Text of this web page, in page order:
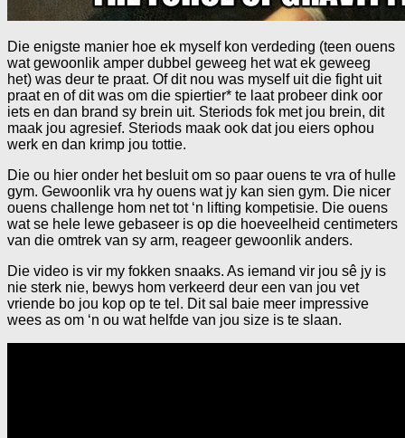
Die enigste manier hoe ek myself kon verdeding (teen ouens
wat gewoonlik amper dubbel geweeg het wat ek geweeg
het) was deur te praat. Of dit nou was myself uit die fight uit
praat en of dit was om die spiertier* te laat probeer dink oor
iets en dan brand sy brein uit. Steriods fok met jou brein, dit
maak jou agresief. Steriods maak ook dat jou eiers ophou
werk en dan krimp jou tottie.
Die ou hier onder het besluit om so paar ouens te vra of hulle
gym. Gewoonlik vra hy ouens wat jy kan sien gym. Die nicer
ouens challenge hom net tot ‘n lifting kompetisie. Die ouens
wat se hele lewe gebaseer is op die hoeveelheid centimeters
van die omtrek van sy arm, reageer gewoonlik anders.
Die video is vir my fokken snaaks. As iemand vir jou sê jy is
nie sterk nie, bewys hom verkeerd deur een van jou vet
vriende bo jou kop op te tel. Dit sal baie meer impressive
wees as om ‘n ou wat helfde van jou size is te slaan.